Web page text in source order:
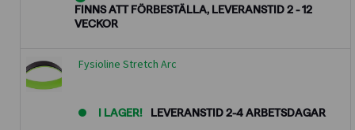
1.178,00kr.
942,40kr.
FINNS ATT FÖRBESTÄLLA, LEVERANSTID 2 - 12
VECKOR
Fysioline Stretch Arc
I LAGER! LEVERANSTID 2-4 ARBETSDAGAR